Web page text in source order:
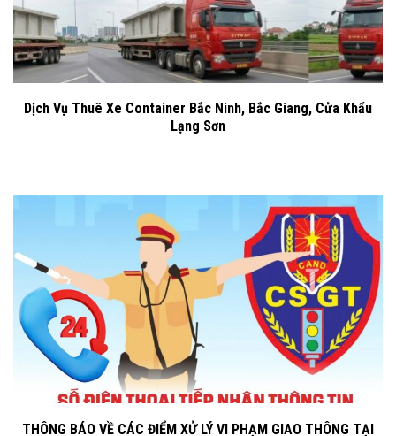
Dịch Vụ Thuê Xe Container Bắc Ninh, Bắc Giang, Cửa Khẩu
Lạng Sơn
THÔNG BÁO VỀ CÁC ĐIỂM XỬ LÝ VI PHẠM GIAO THÔNG TẠI